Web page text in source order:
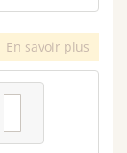
En savoir plus